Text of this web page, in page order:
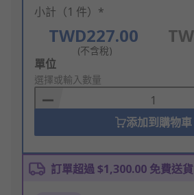
小計（1 件）*
TWD227.00
(不含稅)
Add
to
Basket
單位
選擇或輸入數量
添加到購物車
訂單超過 $1,300.00 免費送貨